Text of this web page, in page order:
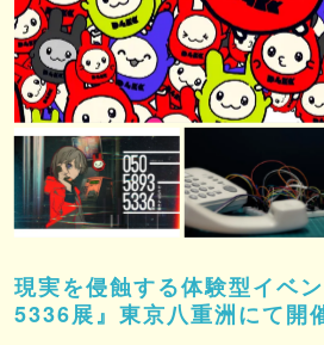
現実を侵蝕する体験型イベ
5336展』東京八重洲にて開